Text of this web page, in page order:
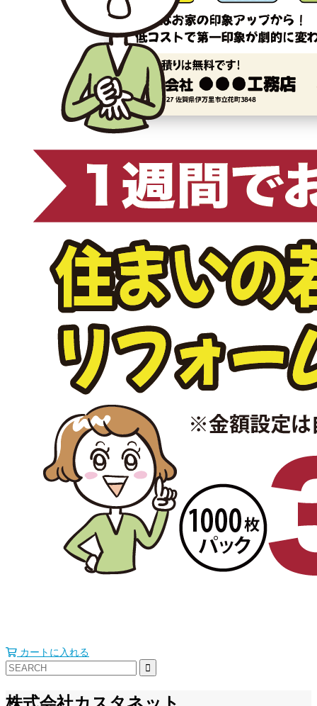
カートに入れる